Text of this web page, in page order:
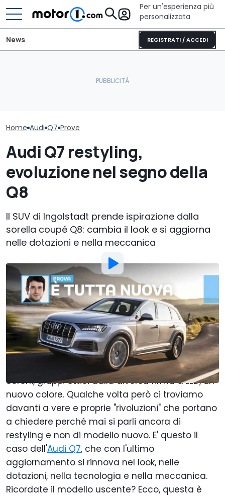
Per un'esperienza più
personalizzata
REGISTRATI / ACCEDI
News
Home Audi Q7 Prove
Audi Q7 restyling,
evoluzione nel segno della
Q8
Il SUV di Ingolstadt prende ispirazione dalla
sorella coupé Q8: cambia il look e si aggiorna
nelle dotazioni e nella meccanica
Di: Francesco Meneghini
31 Lug 2019alle10:21
Aggiungi Motor1.com alle
fonti preferite su Google
Quando si parla di restyling ci si aspettano
quasi sempre aggiornamenti di fino: nuovi
cerchi, gruppi ottici dalla diversa firma a LED, un
nuovo colore. Qualche volta però ci troviamo
davanti a vere e proprie "rivoluzioni" che portano
a chiedere perché mai si parli ancora di
restyling e non di modello nuovo. E' questo il
caso dell'Audi Q7, che con l'ultimo
aggiornamento si rinnova nel look, nelle
dotazioni, nella tecnologia e nella meccanica.
Ricordate il modello uscente? Ecco, questa è